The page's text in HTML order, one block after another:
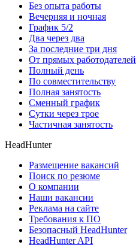
Без опыта работы
Вечерняя и ночная
График 5/2
Два через два
За последние три дня
От прямых работодателей
Полный день
По совместительству
Полная занятость
Сменный график
Сутки через трое
Частичная занятость
HeadHunter
Размещение вакансий
Поиск по резюме
О компании
Наши вакансии
Реклама на сайте
Требования к ПО
Безопасный HeadHunter
HeadHunter API